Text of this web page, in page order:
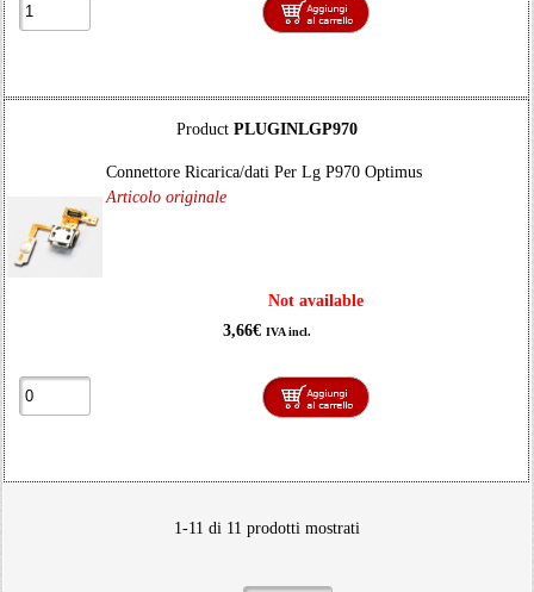
Product PLUGINLGP970
Connettore Ricarica/dati Per Lg P970 Optimus
Articolo originale
Not available
3,66€ IVA incl.
1-11 di 11 prodotti mostrati